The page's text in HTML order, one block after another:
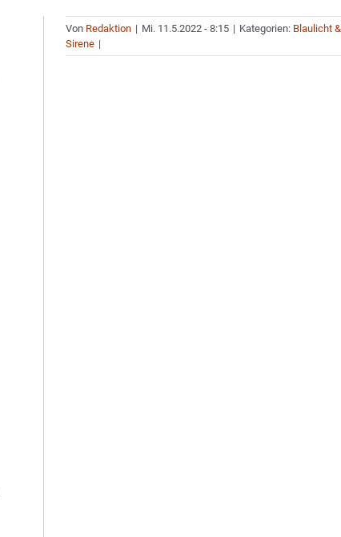
Von Redaktion | Mi. 11.5.2022 - 8:15 | Kategorien: Blaulicht &
Sirene |